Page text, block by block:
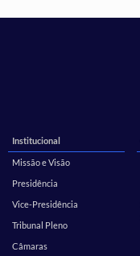
Institucional
Missão e Visão
Presidência
Vice-Presidência
Tribunal Pleno
Câmaras